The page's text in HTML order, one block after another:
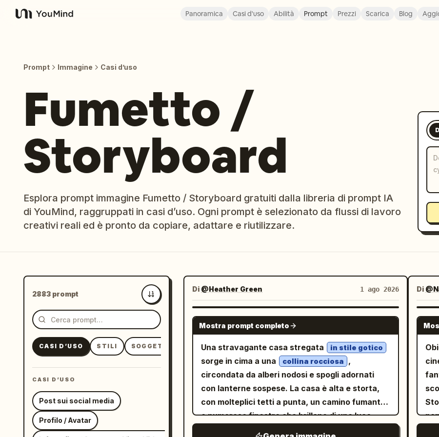
YouMind
Panoramica Casi d'uso Abilità Prompt Prezzi Scarica Blog
Prompt Immagine Casi d’uso
Fumetto /
Storyboard
Esplora prompt immagine Fumetto / Storyboard gratuiti dalla libreria di prompt IA
di YouMind, raggruppati in casi d’uso. Ogni prompt è selezionato da flussi di lavoro
creativi reali ed è pronto da copiare, adattare e riutilizzare.
2883 prompt
Più recenti
CASI D’USO STILI SOGGETTI
CASI D’USO
Post sui social media
Profilo / Avatar
Di @Heather Green 1 ago 2026
NANO BANANA PRO
Mostra prompt completo
Una stravagante casa stregata in stile gotico
sorge in cima a una collina rocciosa
,
circondata da alberi nodosi e spogli adornati
con lanterne sospese. La casa è alta e storta,
con molteplici tetti a punta, un camino fumante
e numerose finestre che brillano di una luce
Di